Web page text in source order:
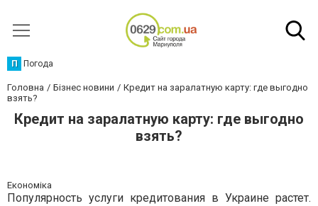
П Погода
Головна Бізнес новини
Кредит на заралатную карту: где выгодно
взять?
Кредит на заралатную карту: где выгодно
взять?
Економіка
Популярность услуги кредитования в Украине растет.